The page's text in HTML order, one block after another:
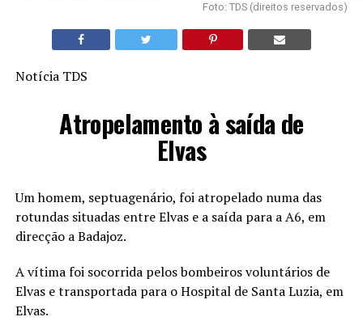
Foto: TDS (direitos reservados)
Notícia TDS
Atropelamento à saída de
Elvas
Um homem, septuagenário, foi atropelado numa das
rotundas situadas entre Elvas e a saída para a A6, em
direcção a Badajoz.
A vítima foi socorrida pelos bombeiros voluntários de
Elvas e transportada para o Hospital de Santa Luzia, em
Elvas.